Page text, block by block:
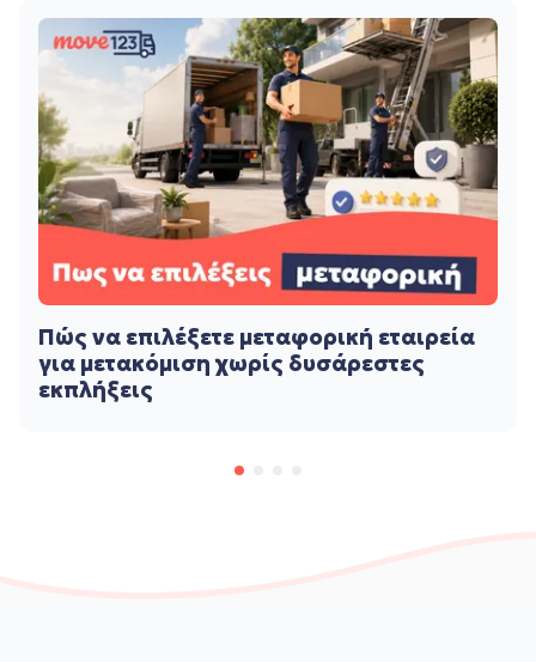
Πώς να επιλέξετε μεταφορική εταιρεία
για μετακόμιση χωρίς δυσάρεστες
εκπλήξεις